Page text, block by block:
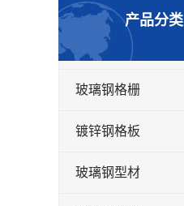
产品分类
玻璃钢格栅
镀锌钢格板
玻璃钢型材